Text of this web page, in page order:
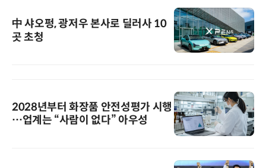
中 샤오펑, 광저우 본사로 딜러사 10
곳 초청
2028년부터 화장품 안전성평가 시행
…업계는 “사람이 없다” 아우성